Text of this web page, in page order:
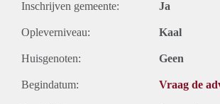
Inschrijven gemeente: Ja
Opleverniveau: Kaal
Huisgenoten: Geen
Begindatum: Vraag de